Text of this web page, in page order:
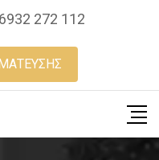
272 112